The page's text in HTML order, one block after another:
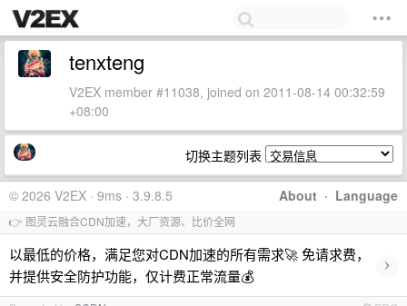
tenxteng
V2EX member #11038, joined on 2011-08-14 00:32:59
+08:00
切换主题列表
About · Language
© 2026 V2EX · 9ms · 3.9.8.5
👉 图灵云融合CDN加速，大厂资源、比价全网
以最低的价格，满足您对CDN加速的所有需求🚀 免请求费，
并提供安全防护功能，仅计费正常流量💰
›